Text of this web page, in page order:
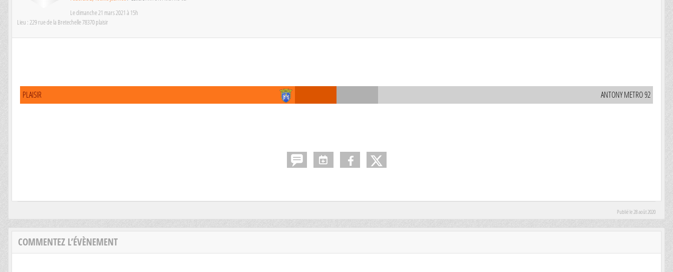
Ledimanche21 mars2021à 15h
Lieu :229 rue de la Bretechelle78370plaisir
PLAISIR ANTONY METRO 92
Publié le28 août 2020
COMMENTEZ L’ÉVÈNEMENT